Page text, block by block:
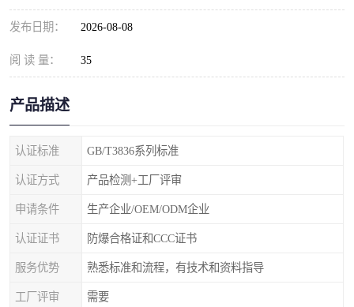
发布日期： 2026-08-08
阅 读 量： 35
产品描述
认证标准 GB/T3836系列标准
认证方式 产品检测+工厂评审
申请条件 生产企业/OEM/ODM企业
认证证书 防爆合格证和CCC证书
服务优势 熟悉标准和流程，有技术和资料指导
工厂评审 需要